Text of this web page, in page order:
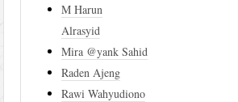
M Harun
Alrasyid
Mira @yank Sahid
Raden Ajeng
Rawi Wahyudiono